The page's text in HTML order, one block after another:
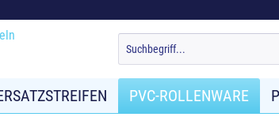
PVC-ROLLENWARE